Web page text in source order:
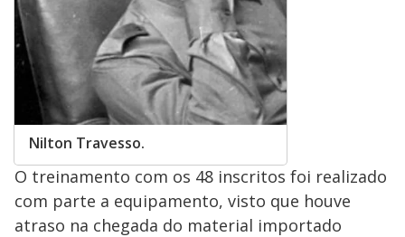
Nilton Travesso.
O treinamento com os 48 inscritos foi realizado
com parte a equipamento, visto que houve
atraso na chegada do material importado